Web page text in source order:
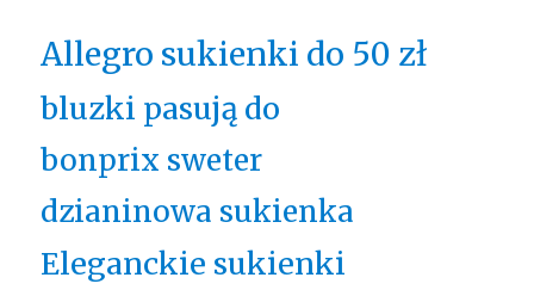
Allegro sukienki do 50 zł
bluzki pasują do
bonprix sweter
dzianinowa sukienka
Eleganckie sukienki